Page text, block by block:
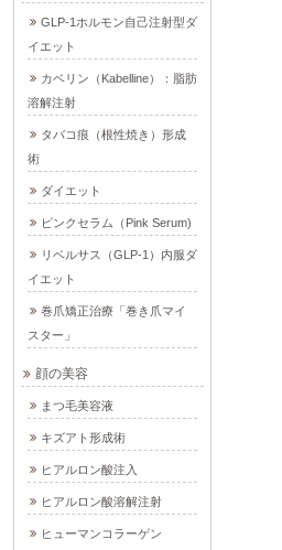
GLP-1ホルモン自己注射型ダ
イエット
カベリン（Kabelline）：脂肪
溶解注射
タバコ痕（根性焼き）形成
術
ダイエット
ピンクセラム（Pink Serum)
リベルサス（GLP-1）内服ダ
イエット
巻爪矯正治療「巻き爪マイ
スター」
顔の美容
まつ毛美容液
キズアト形成術
ヒアルロン酸注入
ヒアルロン酸溶解注射
ヒューマンコラーゲン